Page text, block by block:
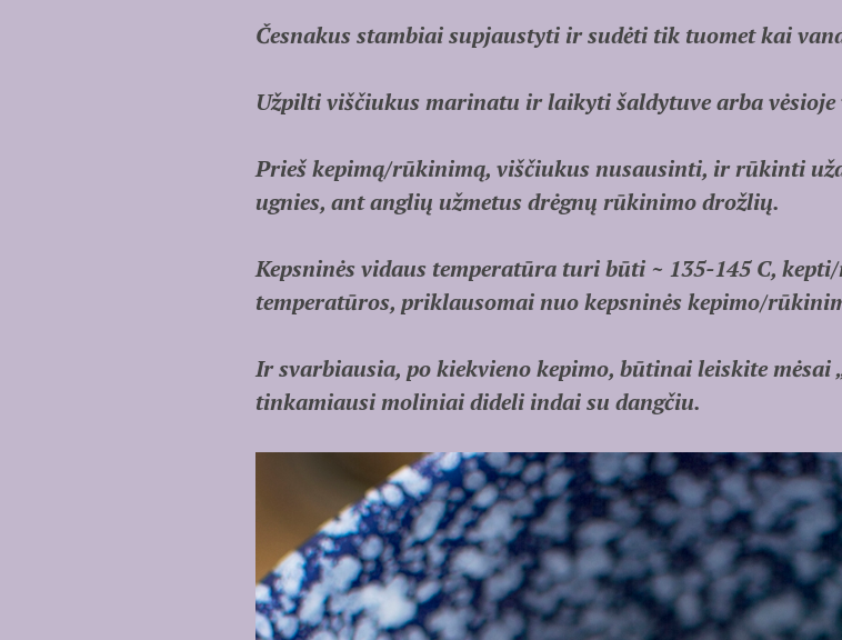
Česnakus stambiai supjaustyti ir sudėti tik tuomet kai
Užpilti viščiukus marinatu ir laikyti šaldytuve arba vėsioje
Prieš kepimą/rūkinimą, viščiukus nusausinti, ir rūkinti
ugnies, ant anglių užmetus drėgnų rūkinimo drožlių.
Kepsninės vidaus temperatūra turi būti ~ 135-145 C,
temperatūros, priklausomai nuo kepsninės kepimo/
Ir svarbiausia, po kiekvieno kepimo, būtinai leiskite mėsai
tinkamiausi moliniai dideli indai su dangčiu.